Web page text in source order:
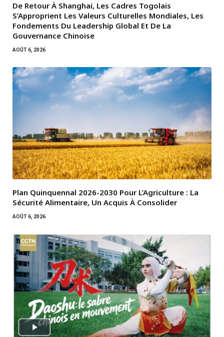
De Retour À Shanghai, Les Cadres Togolais
S’Approprient Les Valeurs Culturelles Mondiales, Les
Fondements Du Leadership Global Et De La
Gouvernance Chinoise
AOÛT 6, 2026
Plan Quinquennal 2026-2030 Pour L’Agriculture : La
Sécurité Alimentaire, Un Acquis À Consolider
AOÛT 6, 2026